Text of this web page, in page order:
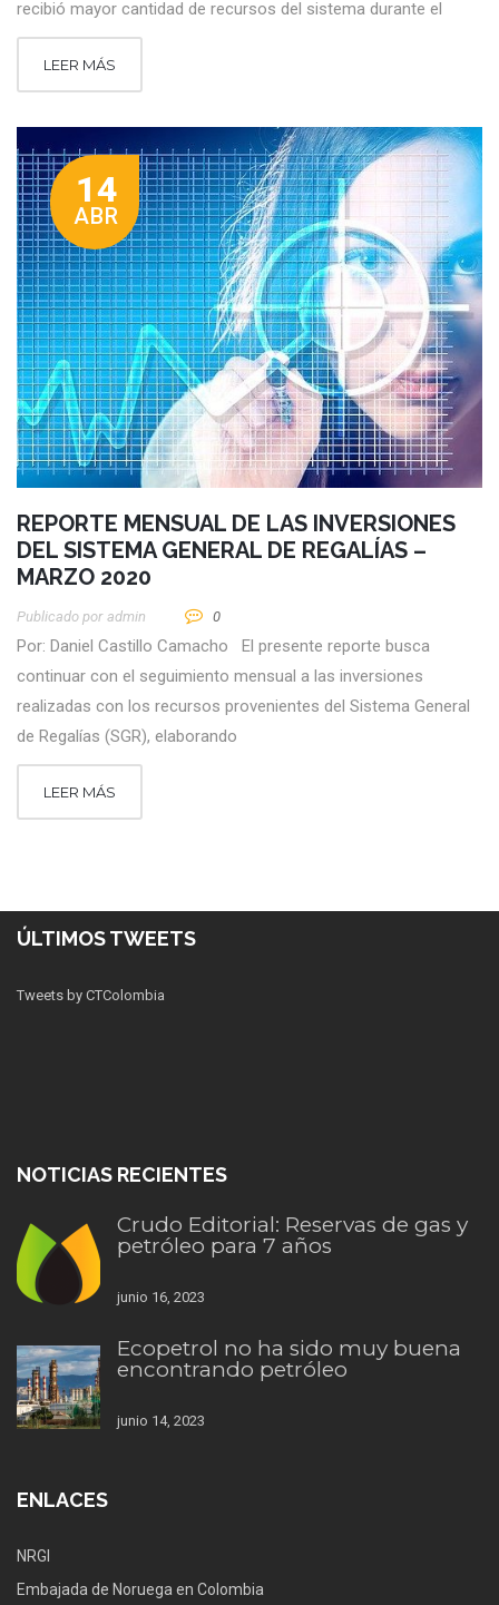
recibió mayor cantidad de recursos del sistema durante el
LEER MÁS
14
ABR
REPORTE MENSUAL DE LAS INVERSIONES
DEL SISTEMA GENERAL DE REGALÍAS –
MARZO 2020
Publicado por Admin 0
Por: Daniel Castillo Camacho El presente reporte busca
continuar con el seguimiento mensual a las inversiones
realizadas con los recursos provenientes del Sistema General
de Regalías (SGR), elaborando
LEER MÁS
ÚLTIMOS TWEETS
Tweets by CTColombia
NOTICIAS RECIENTES
Crudo Editorial: Reservas de gas y
petróleo para 7 años
junio 16, 2023
Ecopetrol no ha sido muy buena
encontrando petróleo
junio 14, 2023
ENLACES
NRGI
Embajada de Noruega en Colombia